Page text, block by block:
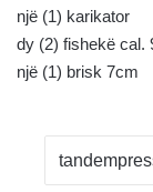
një (1) karikator
dy (2) fishekë cal.
një (1) brisk 7cm